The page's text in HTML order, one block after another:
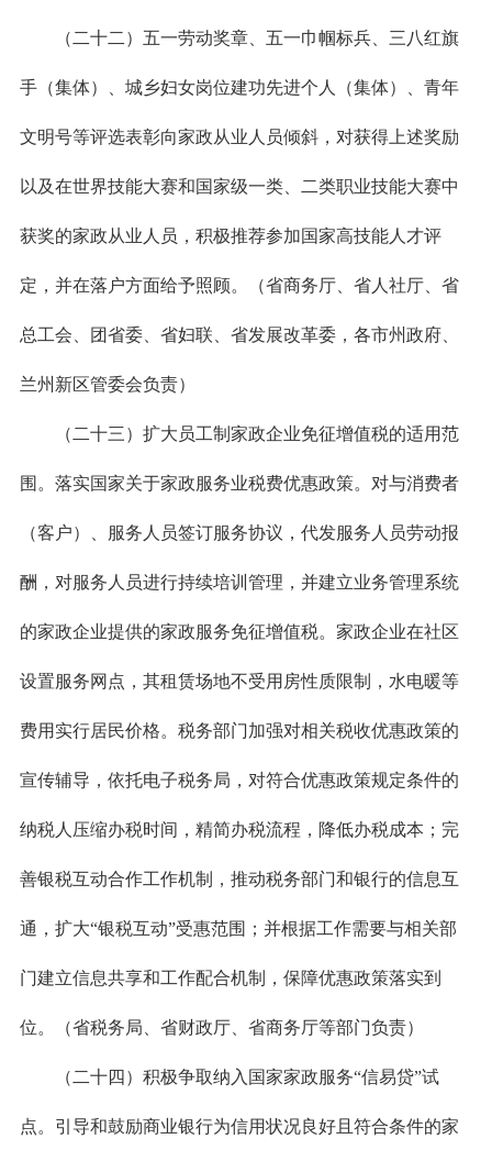
（二十二）五一劳动奖章、五一巾帼标兵、三八红旗
手（集体）、城乡妇女岗位建功先进个人（集体）、青年
文明号等评选表彰向家政从业人员倾斜，对获得上述奖励
以及在世界技能大赛和国家级一类、二类职业技能大赛中
获奖的家政从业人员，积极推荐参加国家高技能人才评
定，并在落户方面给予照顾。（省商务厅、省人社厅、省
总工会、团省委、省妇联、省发展改革委，各市州政府、
兰州新区管委会负责）
（二十三）扩大员工制家政企业免征增值税的适用范
围。落实国家关于家政服务业税费优惠政策。对与消费者
（客户）、服务人员签订服务协议，代发服务人员劳动报
酬，对服务人员进行持续培训管理，并建立业务管理系统
的家政企业提供的家政服务免征增值税。家政企业在社区
设置服务网点，其租赁场地不受用房性质限制，水电暖等
费用实行居民价格。税务部门加强对相关税收优惠政策的
宣传辅导，依托电子税务局，对符合优惠政策规定条件的
纳税人压缩办税时间，精简办税流程，降低办税成本；完
善银税互动合作工作机制，推动税务部门和银行的信息互
通，扩大“银税互动”受惠范围；并根据工作需要与相关部
门建立信息共享和工作配合机制，保障优惠政策落实到
位。（省税务局、省财政厅、省商务厅等部门负责）
（二十四）积极争取纳入国家家政服务“信易贷”试
点。引导和鼓励商业银行为信用状况良好且符合条件的家